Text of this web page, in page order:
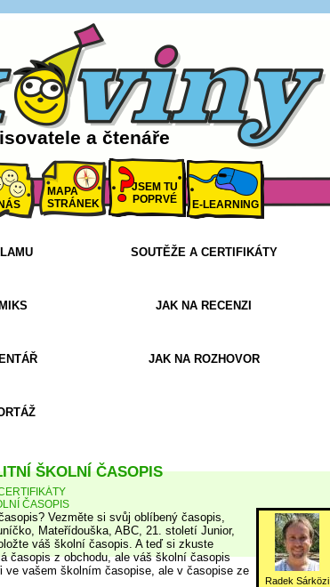
a čtenáře
MAPA
STRÁNEK
JSEM TU
POPRVÉ
E-LEARNING
SOUTĚŽE A CERTIFIKÁTY
JAK NA RECENZI
JAK NA ROZHOVOR
ŠKOLNÍ ČASOPIS
ČASOPIS
Radek Sárközi
Vezměte si svůj oblíbený časopis,
Mateřídouška, ABC, 21. století Junior,
váš školní časopis. A teď si zkuste
časopis z obchodu, ale váš školní časopis
ve vašem školním časopise, ale v časopise ze